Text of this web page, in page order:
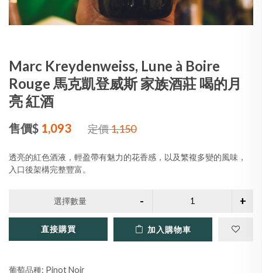
Marc Kreydenweiss, Lune à Boire
Rouge 馬克凱登威斯 家族酒莊 喝的月
亮 紅酒
售價$ 1,093 定價1,150
透亮的紅色酒液，輕盈帶有魅力的花香感，以及繁複多變的風味，
入口後架構完整豐富。
選擇數量
直接購買 加入購物車
葡萄品種: Pinot Noir